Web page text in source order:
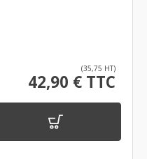
(35,75 HT)
42,90 € TTC